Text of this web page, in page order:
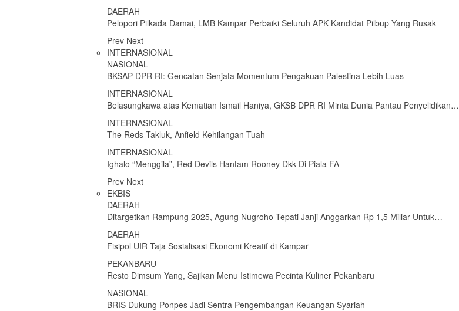
DAERAH
Pelopori Pilkada Damai, LMB Kampar Perbaiki Seluruh APK Kandidat Pilbup Yang Rusak
Prev Next
INTERNASIONAL
NASIONAL
BKSAP DPR RI: Gencatan Senjata Momentum Pengakuan Palestina Lebih Luas
INTERNASIONAL
Belasungkawa atas Kematian Ismail Haniya, GKSB DPR RI Minta Dunia Pantau Penyelidikan…
INTERNASIONAL
The Reds Takluk, Anfield Kehilangan Tuah
INTERNASIONAL
Ighalo “Menggila”, Red Devils Hantam Rooney Dkk Di Piala FA
Prev Next
EKBIS
DAERAH
Ditargetkan Rampung 2025, Agung Nugroho Tepati Janji Anggarkan Rp 1,5 Miliar Untuk…
DAERAH
Fisipol UIR Taja Sosialisasi Ekonomi Kreatif di Kampar
PEKANBARU
Resto Dimsum Yang, Sajikan Menu Istimewa Pecinta Kuliner Pekanbaru
NASIONAL
BRIS Dukung Ponpes Jadi Sentra Pengembangan Keuangan Syariah